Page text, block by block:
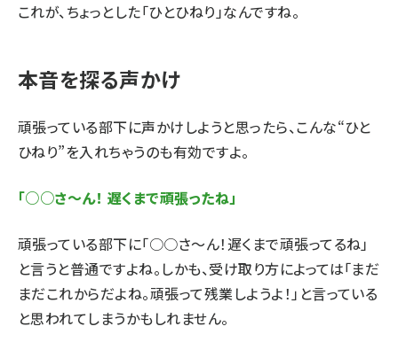
これが、ちょっとした「ひとひねり」なんですね。
本音を探る声かけ
頑張っている部下に声かけしようと思ったら、こんな“ひと
ひねり”を入れちゃうのも有効ですよ。
「○○さ～ん！ 遅くまで頑張ったね」
頑張っている部下に「○○さ～ん！遅くまで頑張ってるね」
と言うと普通ですよね。しかも、受け取り方によっては「まだ
まだこれからだよね。頑張って残業しようよ！」と言っている
と思われてしまうかもしれません。